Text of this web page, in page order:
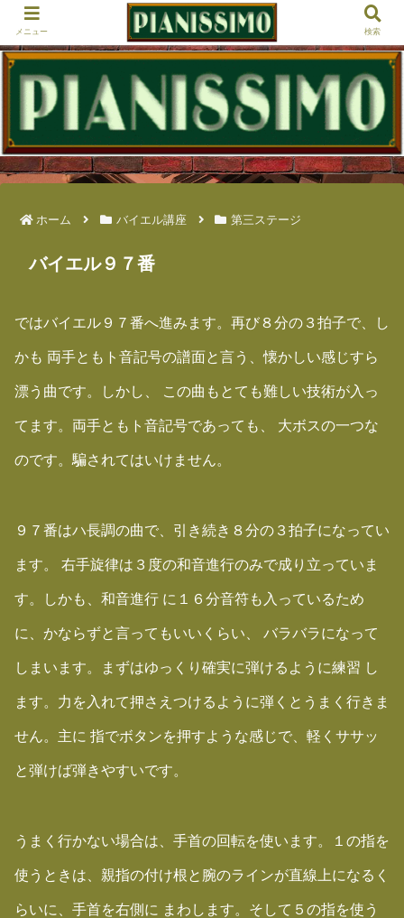
ホーム バイエル講座 第三ステージ
バイエル９７番
ではバイエル９７番へ進みます。再び８分の３拍子で、し
かも 両手ともト音記号の譜面と言う、懐かしい感じすら
漂う曲です。しかし、 この曲もとても難しい技術が入っ
てます。両手ともト音記号であっても、 大ボスの一つな
のです。騙されてはいけません。
９７番はハ長調の曲で、引き続き８分の３拍子になってい
ます。 右手旋律は３度の和音進行のみで成り立っていま
す。しかも、和音進行 に１６分音符も入っているため
に、かならずと言ってもいいくらい、 バラバラになって
しまいます。まずはゆっくり確実に弾けるように練習 し
ます。力を入れて押さえつけるように弾くとうまく行きま
せん。主に 指でボタンを押すような感じで、軽くササッ
と弾けば弾きやすいです。
うまく行かない場合は、手首の回転を使います。１の指を
使うときは、親指の付け根と腕のラインが直線上になるく
らいに、手首を右側に まわします。そして５の指を使う
メニュー 検索